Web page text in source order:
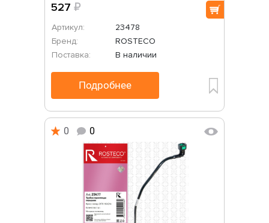
527 ₽
Артикул:
23478
Бренд:
ROSTECO
Поставка:
В наличии
Подробнее
0 0